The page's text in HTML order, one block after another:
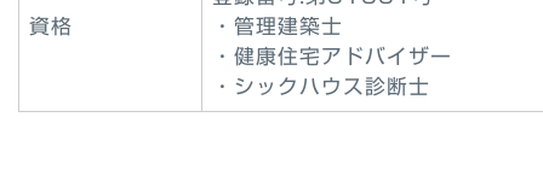
資格
・管理建築士
・健康住宅アドバイザー
・シックハウス診断士